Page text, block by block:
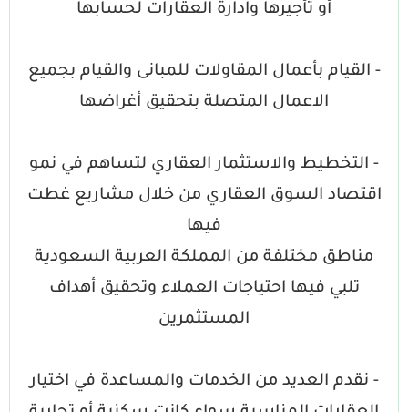
أو تأجيرها وادارة العقارات لحسابها
- القيام بأعمال المقاولات للمبانى والقيام بجميع
الاعمال المتصلة بتحقيق أغراضها
- التخطيط والاستثمار العقاري لتساهم في نمو
اقتصاد السوق العقاري من خلال مشاريع غطت
فيها
مناطق مختلفة من المملكة العربية السعودية
تلبي فيها احتياجات العملاء وتحقيق أهداف
المستثمرين
- نقدم العديد من الخدمات والمساعدة في اختيار